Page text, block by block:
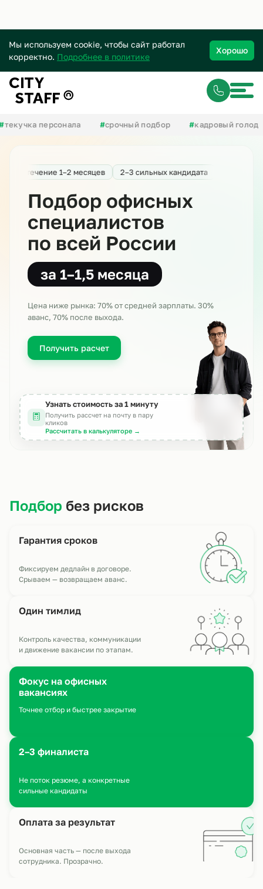
Мы используем cookie, чтобы сайт работал
корректно. Подробнее в политике
Хорошо
персонала срочный подбор кадровый голод
в течение 1–2 месяцев 2–3 сильных кандидата
Подбор офисных
специалистов
по всей России
за 1–1,5 месяца
Цена ниже рынка: 70% от средней зарплаты. 30%
аванс, 70% после выхода.
Получить расчет
Узнать стоимость за 1 минуту
Получить рассчет на почту в пару
кликов
Рассчитать в калькуляторе →
Подбор без рисков
Гарантия сроков
Фиксируем дедлайн в договоре.
Срываем — возвращаем аванс.
Один тимлид
Контроль качества, коммуникации
и движение вакансии по этапам.
Фокус на офисных
вакансиях
Точнее отбор и быстрее закрытие
2–3 финалиста
Не поток резюме, а конкретные
сильные кандидаты
Оплата за результат
Основная часть — после выхода
сотрудника. Прозрачно.